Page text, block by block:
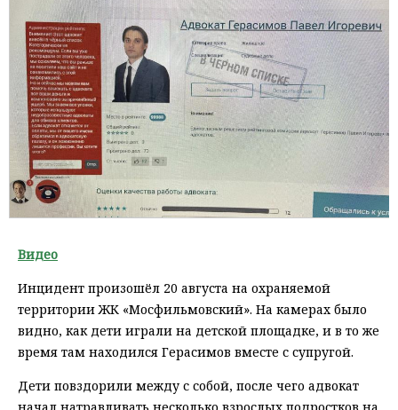
Видео
Инцидент произошёл 20 августа на охраняемой
территории ЖК «Мосфильмовский». На камерах было
видно, как дети играли на детской площадке, и в то же
время там находился Герасимов вместе с супругой.
Дети повздорили между с собой, после чего адвокат
начал натравливать несколько взрослых подростков на